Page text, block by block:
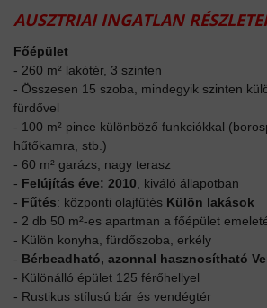
AUSZTRIAI INGATLAN RÉSZLETEI
Főépület
- 260 m² lakótér, 3 szinten
- Összesen 15 szoba, mindegyik szinten
fürdővel
- 100 m² pince különböző funkciókkal
hűtőkamra, stb.)
- 60 m² garázs, nagy terasz
- Felújítás éve: 2010 , kiváló állapotban
- Fűtés: központi olajfűtés Külön lakások
- 2 db 50 m²-es apartman a főépület
- Külön konyha, fürdőszoba, erkély
- Bérbeadható, azonnal hasznosítható
- Különálló épület 125 férőhellyel
- Rustikus stílusú bár és vendégtér